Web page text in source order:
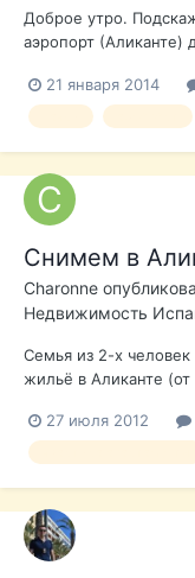
Доброе утро.
аэропорт (Аликанте)
добраться в сам г.
будет
21 января 2014
Снимем в
Charonne
Недвижимость
Семья из 2-х
жильё в Аликанте
ИНТЕРНЕТА
развитая
27 июля 2012